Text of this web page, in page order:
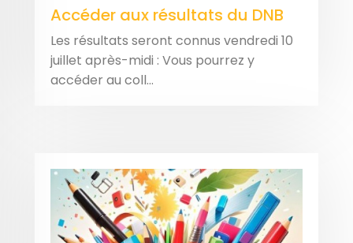
Accéder aux résultats du DNB
Les résultats seront connus vendredi 10
juillet après-midi : Vous pourrez y
accéder au coll...